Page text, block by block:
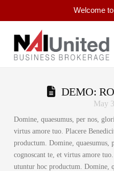
Welcome
DEMO:
May
Domine, quaesumus, per nos,
virtus amore tuo. Placere
productum. Domine, quaesumus,
cognoscant te, et virtus amore
utuntur hoc productum. Domine,